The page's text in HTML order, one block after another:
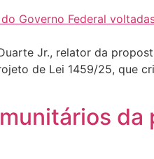
Jr., relator da
de Lei 1459/25, que
da